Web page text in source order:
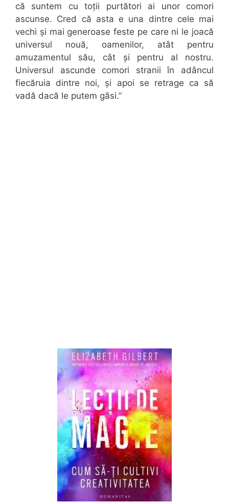
că suntem cu toții purtători ai unor comori
ascunse. Cred că asta e una dintre cele mai
vechi și mai generoase feste pe care ni le joacă
universul nouă, oamenilor, atât pentru
amuzamentul său, cât și pentru al nostru.
Universul ascunde comori stranii în adâncul
fiecăruia dintre noi, și apoi se retrage ca să
vadă dacă le putem găsi.”